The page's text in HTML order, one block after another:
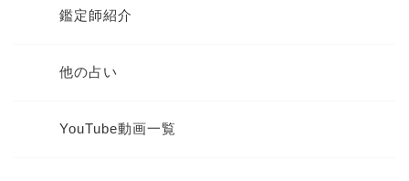
鑑定師紹介
他の占い
YouTube動画一覧